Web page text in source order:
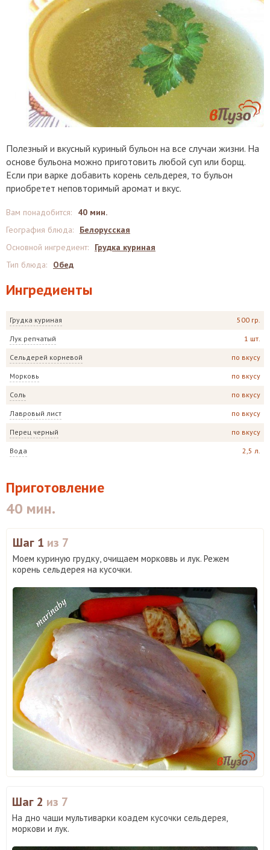
Полезный и вкусный куриный бульон на все случаи жизни. На
основе бульона можно приготовить любой суп или борщ.
Если при варке добавить корень сельдерея, то бульон
приобретет неповторимый аромат и вкус.
Ингредиенты
Грудка куриная 500 гр.
Лук репчатый 1 шт.
Сельдерей корневой по вкусу
Морковь по вкусу
Соль по вкусу
Лавровый лист по вкусу
Перец черный по вкусу
Вода 2,5 л.
Вам понадобится:
40 мин.
География блюда:
Белорусская
Основной ингредиент:
Грудка куриная
Тип блюда: Обед
Приготовление
40 мин.
Шаг 1 из 7
Моем куриную грудку, очищаем морковвь и лук. Режем
корень сельдерея на кусочки.
Шаг 2 из 7
На дно чаши мультиварки коадем кусочки сельдерея,
моркови и лук.